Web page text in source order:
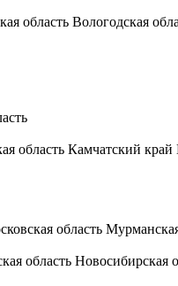
область Вологодская
область Камчатский край
область
область Новосибирская